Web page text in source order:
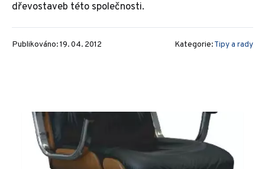
dřevostaveb této společnosti.
Publikováno: 19. 04. 2012 Kategorie:Tipy a rady